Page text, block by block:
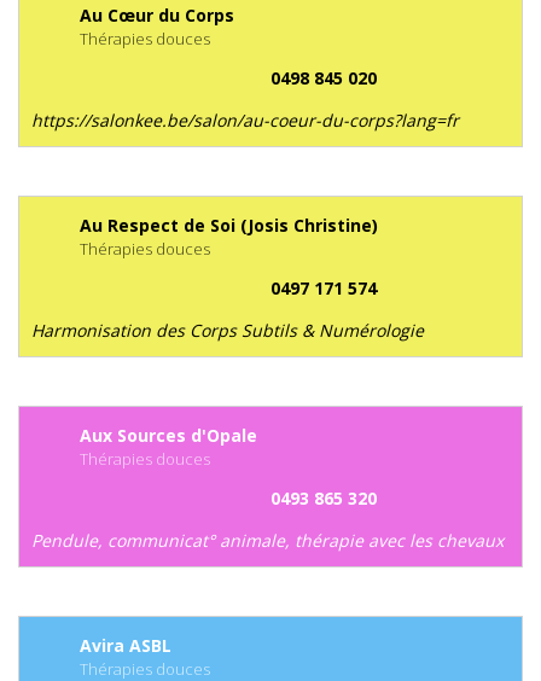
Au Cœur du Corps
Thérapies douces
0498 845 020
https://salonkee.be/salon/au-coeur-du-corps?lang=fr
Au Respect de Soi (Josis Christine)
Thérapies douces
0497 171 574
Harmonisation des Corps Subtils & Numérologie
Aux Sources d'Opale
Thérapies douces
0493 865 320
Pendule, communicat° animale, thérapie avec les chevaux
Avira ASBL
Thérapies douces